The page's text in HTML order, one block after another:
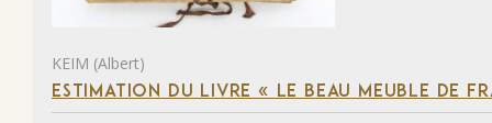
KEIM (Albert)
ESTIMATION DU LIVRE « LE BEAU MEUBLE DE